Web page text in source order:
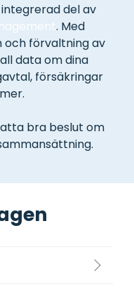
del av
. Med
och förvaltning av
data om dina
försäkringar
bra beslut om